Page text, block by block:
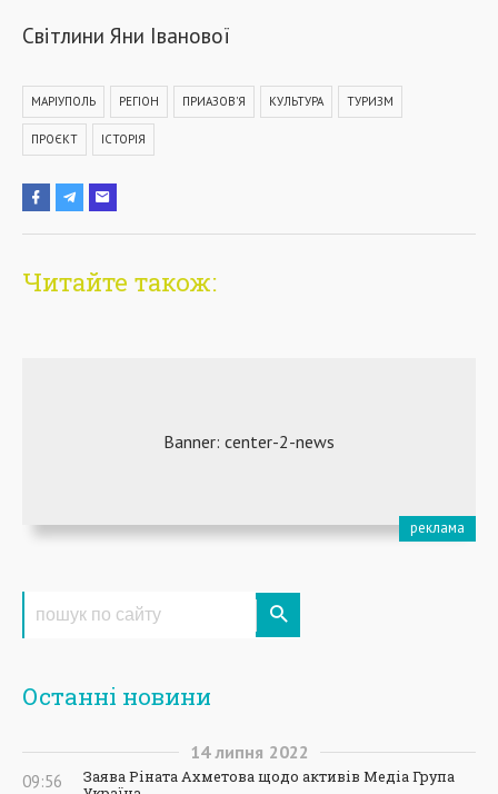
Світлини Яни Іванової
МАРІУПОЛЬ РЕГІОН ПРИАЗОВ'Я КУЛЬТУРА ТУРИЗМ
ПРОЄКТ ІСТОРІЯ
Читайте також:
Останні новини
14 липня 2022
09:56
Заява Ріната Ахметова щодо активів Медіа Група